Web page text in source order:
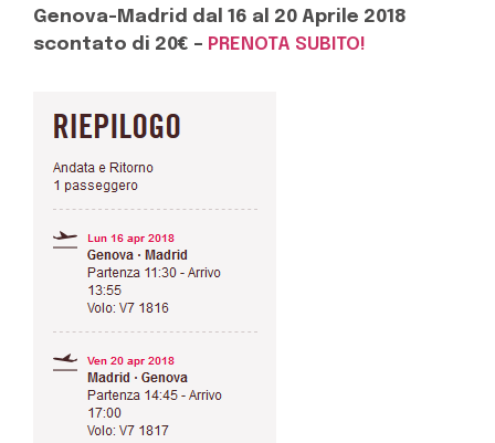
Genova-Madrid dal 16 al 20 Aprile 2018
scontato di 20€ – PRENOTA SUBITO!